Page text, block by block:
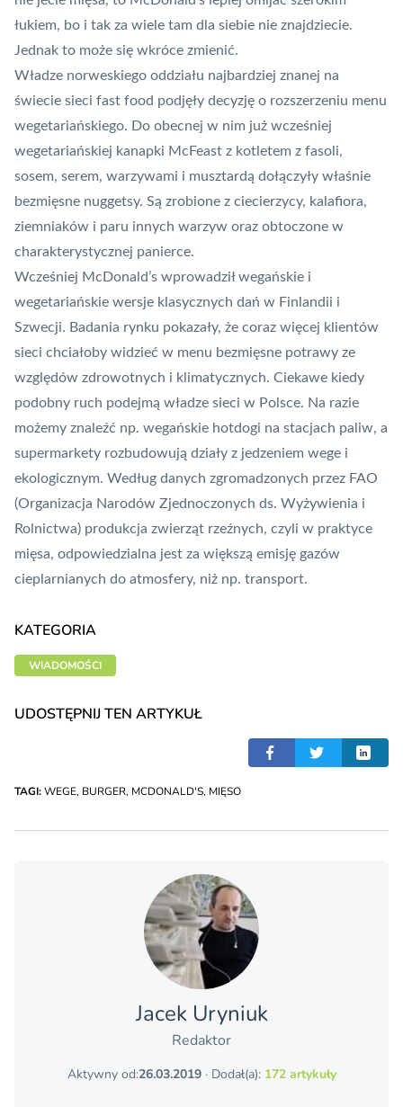
łukiem, bo i tak za wiele tam dla siebie nie znajdziecie.
Jednak to może się wkróce zmienić.
Władze norweskiego oddziału najbardziej znanej na
świecie sieci fast food podjęły decyzję o rozszerzeniu menu
wegetariańskiego. Do obecnej w nim już wcześniej
wegetariańskiej kanapki McFeast z kotletem z fasoli,
sosem, serem, warzywami i musztardą dołączyły właśnie
bezmięsne nuggetsy. Są zrobione z ciecierzycy, kalafiora,
ziemniaków i paru innych warzyw oraz obtoczone w
charakterystycznej panierce.
Wcześniej McDonald’s wprowadził wegańskie i
wegetariańskie wersje klasycznych dań w Finlandii i
Szwecji. Badania rynku pokazały, że coraz więcej klientów
sieci chciałoby widzieć w menu bezmięsne potrawy ze
względów zdrowotnych i klimatycznych. Ciekawe kiedy
podobny ruch podejmą władze sieci w Polsce. Na razie
możemy znaleźć np. wegańskie hotdogi na stacjach paliw, a
supermarkety rozbudowują działy z jedzeniem wege i
ekologicznym. Według danych zgromadzonych przez FAO
(Organizacja Narodów Zjednoczonych ds. Wyżywienia i
Rolnictwa) produkcja zwierząt rzeźnych, czyli w praktyce
mięsa, odpowiedzialna jest za większą emisję gazów
cieplarnianych do atmosfery, niż np. transport.
KATEGORIA
WIADOMOŚCI
UDOSTĘPNIJ TEN ARTYKUŁ
TAGI:WEGE, BURGER, MCDONALD'S, MIĘSO
Jacek Uryniuk
Redaktor
Aktywny od:26.03.2019· Dodał(a): 172 artykuły